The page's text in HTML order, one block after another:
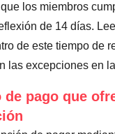
los miembros
de 14 días.
de este tiempo de
las excepciones en
de pago que